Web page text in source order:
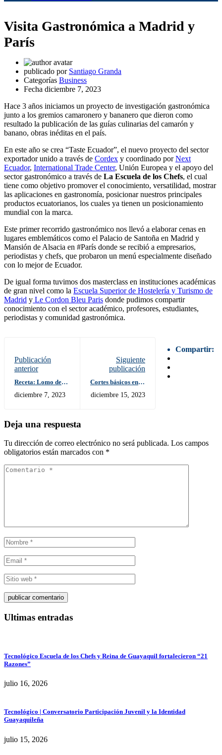
Visita Gastronómica a Madrid y
París
publicado por Santiago Granda
Categorías Business
Fecha diciembre 7, 2023
Hace 3 años iniciamos un proyecto de investigación gastronómica
junto a los gremios camaronero y bananero que dieron como
resultado la publicación de las guías culinarias del camarón y
banano, obras inéditas en el país.
En este año se crea “Taste Ecuador”, el nuevo proyecto del sector
exportador unido a través de Cordex y coordinado porNext
Ecuador, International Trade Center, Unión Europea y el apoyo del
sector gastronómico a través de La Escuela de los Chefs, el cual
tiene como objetivo promover el conocimiento, versatilidad, mostrar
las aplicaciones en gastronomía, posicionar nuestros principales
productos ecuatorianos, los cuales ya tienen un posicionamiento
mundial con la marca.
Este primer recorrido gastronómico nos llevó a elaborar cenas en
lugares emblemáticos como el Palacio de Santoña en Madrid y
Mansión de Alsacia en #París donde se recibió a empresarios,
periodistas y chefs, que probaron un menú especialmente diseñado
con lo mejor de Ecuador.
De igual forma tuvimos dos masterclass en instituciones académicas
de gran nivel como la Escuela Superior de Hostelería y Turismo de
Madrid y Le Cordon Bleu Paris donde pudimos compartir
conocimiento con el sector académico, profesores, estudiantes,
periodistas y comunidad gastronómica.
Compartir:
Publicación
anterior
Receta: Lomo de
miel y ají
diciembre 7, 2023
Siguiente
publicación
Cortes básicos en la
conocer
diciembre 15, 2023
Deja una respuesta
Tu dirección de correo electrónico no será publicada. Los campos
obligatorios están marcados con *
Ultimas entradas
Tecnológico Escuela de los Chefs y Reina de Guayaquil fortalecieron “21
Razones”
julio 16, 2026
Tecnológico | Conversatorio Participación Juvenil y la Identidad
Guayaquileña
julio 15, 2026